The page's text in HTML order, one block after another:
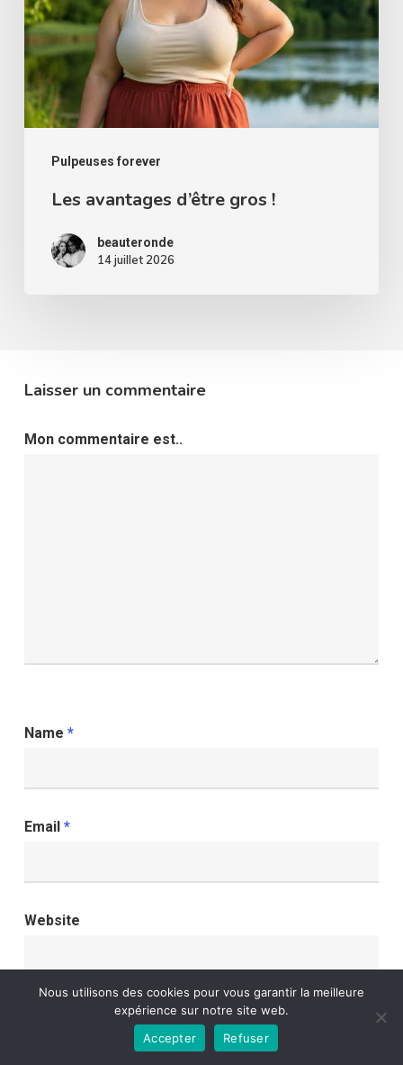
Pulpeuses forever
!
Les avantages d’être gros !
beauteronde
14 juillet 2026
Laisser un commentaire
Mon commentaire est..
Name *
Email *
Website
Save my name, email, and website in this
Nous utilisons des cookies pour vous garantir la meilleure
expérience sur notre site web.
Accepter
Refuser